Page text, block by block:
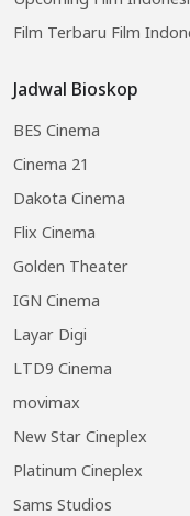
Film Terbaru Film
Jadwal Bioskop
BES Cinema
Cinema 21
Dakota Cinema
Flix Cinema
Golden Theater
IGN Cinema
Layar Digi
LTD9 Cinema
movimax
New Star Cineplex
Platinum Cineplex
Sams Studios